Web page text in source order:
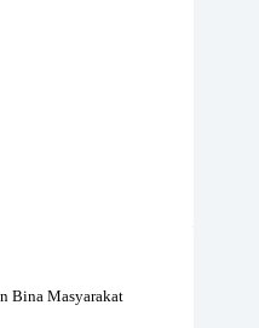
Bina Masyarakat